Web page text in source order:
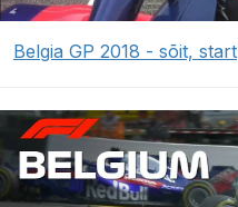
Belgia GP 2018 - sõit, start